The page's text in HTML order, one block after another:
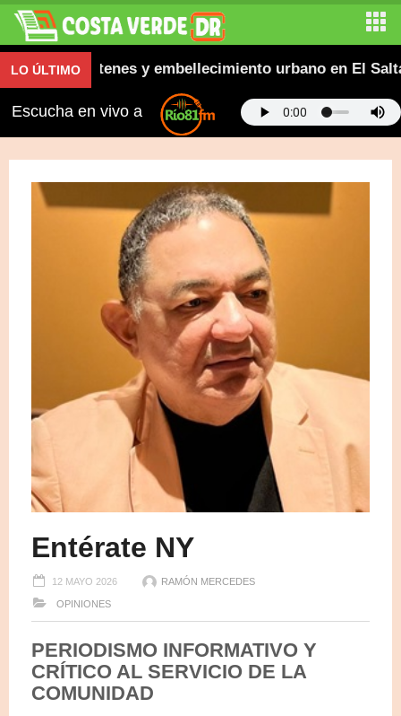
LO ÚLTIMOy embellecimiento urbano en El Saltadero
Escucha en vivo a
Entérate NY
12 MAYO 2026 RAMÓN MERCEDES
OPINIONES
PERIODISMO INFORMATIVO Y
CRÍTICO AL SERVICIO DE LA
COMUNIDAD